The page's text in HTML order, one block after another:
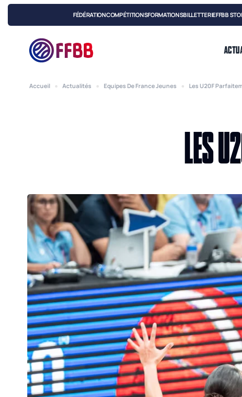
FÉDÉRATIONCOMPÉTITIONSFORMATIONSBILLETTERIEFFBB
Accueil Actualités Equipes De France Jeunes Les U20F
LES